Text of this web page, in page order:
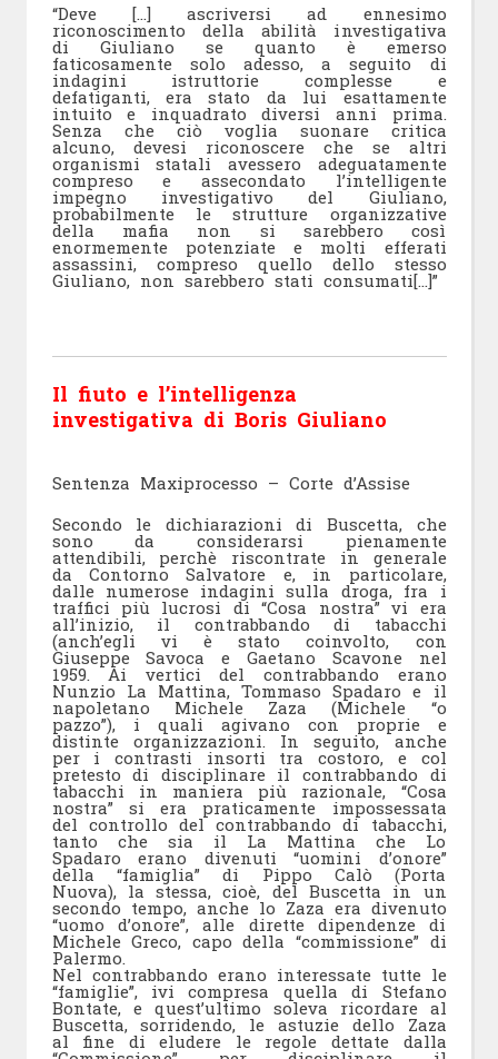
“Deve […] ascriversi ad ennesimo
riconoscimento della abilità investigativa
di Giuliano se quanto è emerso
faticosamente solo adesso, a seguito di
indagini istruttorie complesse e
defatiganti, era stato da lui esattamente
intuito e inquadrato diversi anni prima.
Senza che ciò voglia suonare critica
alcuno, devesi riconoscere che se altri
organismi statali avessero adeguatamente
compreso e assecondato l’intelligente
impegno investigativo del Giuliano,
probabilmente le strutture organizzative
della mafia non si sarebbero così
enormemente potenziate e molti efferati
assassini, compreso quello dello stesso
Giuliano, non sarebbero stati consumati[…]”
Il fiuto e l’intelligenza
investigativa di Boris Giuliano
Sentenza Maxiprocesso – Corte d’Assise
Secondo le dichiarazioni di Buscetta, che
sono da considerarsi pienamente
attendibili, perchè riscontrate in generale
da Contorno Salvatore e, in particolare,
dalle numerose indagini sulla droga, fra i
traffici più lucrosi di “Cosa nostra” vi era
all’inizio, il contrabbando di tabacchi
(anch’egli vi è stato coinvolto, con
Giuseppe Savoca e Gaetano Scavone nel
1959. Ai vertici del contrabbando erano
Nunzio La Mattina, Tommaso Spadaro e il
napoletano Michele Zaza (Michele “o
pazzo”), i quali agivano con proprie e
distinte organizzazioni. In seguito, anche
per i contrasti insorti tra costoro, e col
pretesto di disciplinare il contrabbando di
tabacchi in maniera più razionale, “Cosa
nostra” si era praticamente impossessata
del controllo del contrabbando di tabacchi,
tanto che sia il La Mattina che Lo
Spadaro erano divenuti “uomini d’onore”
della “famiglia” di Pippo Calò (Porta
Nuova), la stessa, cioè, del Buscetta in un
secondo tempo, anche lo Zaza era divenuto
“uomo d’onore”, alle dirette dipendenze di
Michele Greco, capo della “commissione” di
Palermo.
Nel contrabbando erano interessate tutte le
“famiglie”, ivi compresa quella di Stefano
Bontate, e quest’ultimo soleva ricordare al
Buscetta, sorridendo, le astuzie dello Zaza
al fine di eludere le regole dettate dalla